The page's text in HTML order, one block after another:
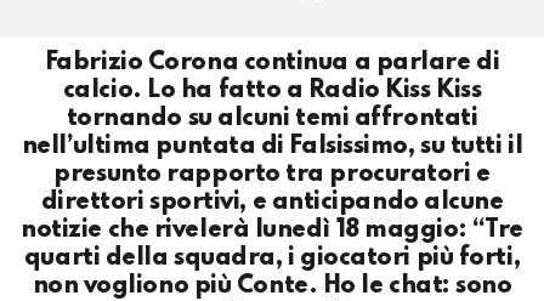
Fabrizio Corona continua a parlare di
calcio. Lo ha fatto a Radio Kiss Kiss
tornando su alcuni temi affrontati
nell’ultima puntata di Falsissimo, su tutti il
presunto rapporto tra procuratori e
direttori sportivi, e anticipando alcune
notizie che rivelerà lunedì 18 maggio: “Tre
quarti della squadra, i giocatori più forti,
non vogliono più Conte. Ho le chat: sono